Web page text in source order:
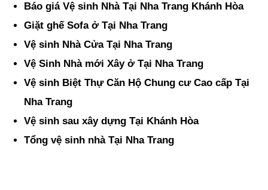
Báo giá Vệ sinh Nhà Tại Nha Trang Khánh Hòa
Giặt ghế Sofa ở Tại Nha Trang
Vệ sinh Nhà Cửa Tại Nha Trang
Vệ Sinh Nhà mới Xây ở Tại Nha Trang
Vệ sinh Biệt Thự Căn Hộ Chung cư Cao cấp Tại
Nha Trang
Vệ sinh sau xây dựng Tại Khánh Hòa
Tổng vệ sinh nhà Tại Nha Trang